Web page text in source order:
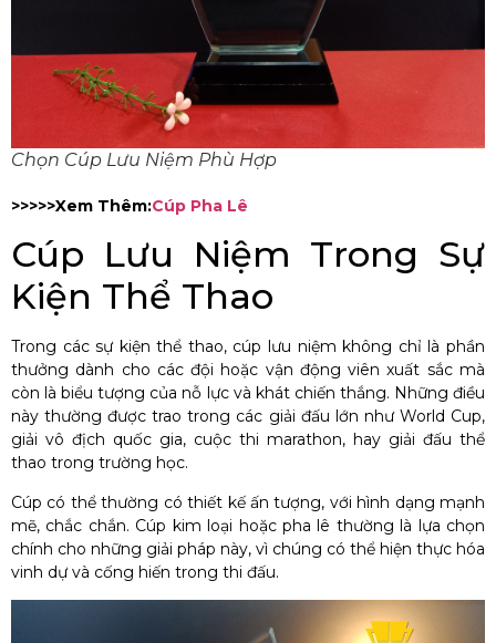
Chọn Cúp Lưu Niệm Phù Hợp
>>>>>Xem Thêm:Cúp Pha Lê
Cúp Lưu Niệm Trong Sự
Kiện Thể Thao
Trong các sự kiện thể thao, cúp lưu niệm không chỉ là phần
thưởng dành cho các đội hoặc vận động viên xuất sắc mà
còn là biểu tượng của nỗ lực và khát chiến thắng. Những điều
này thường được trao trong các giải đấu lớn như World Cup,
giải vô địch quốc gia, cuộc thi marathon, hay giải đấu thể
thao trong trường học.
Cúp có thể thường có thiết kế ấn tượng, với hình dạng mạnh
mẽ, chắc chắn. Cúp kim loại hoặc pha lê thường là lựa chọn
chính cho những giải pháp này, vì chúng có thể hiện thực hóa
vinh dự và cống hiến trong thi đấu.